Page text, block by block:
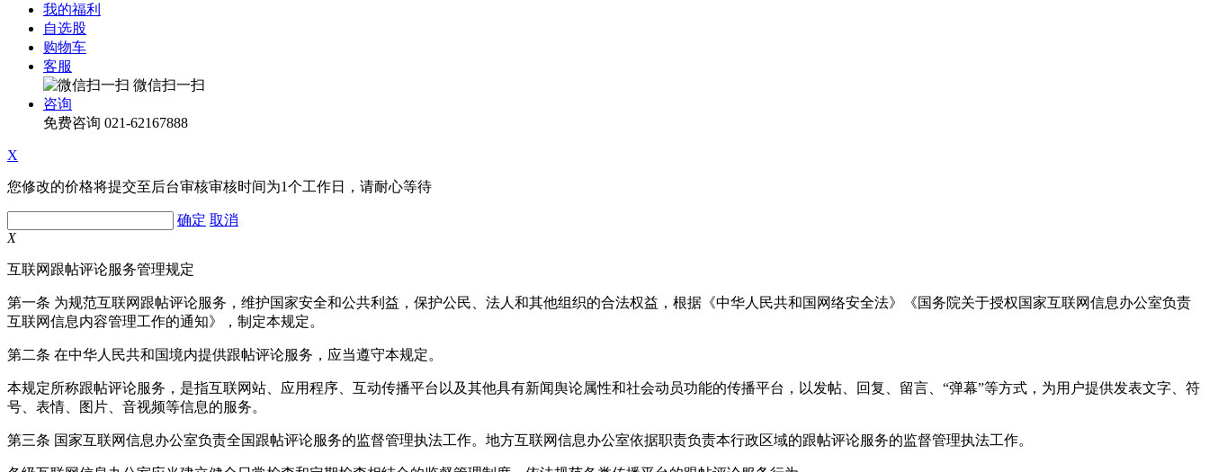
我的福利
自选股
购物车
客服
微信扫一扫
咨询
免费咨询 021-62167888
X
您修改的价格将提交至后台审核审核时间为1个工作日，请耐心等待
确定 取消
X
互联网跟帖评论服务管理规定
第一条 为规范互联网跟帖评论服务，维护国家安全和公共利益，保护公民、法人和其他组织的合法权益，根据《中华人民共和国网络安全法》《国务院关于授权国家互联网信息办公室负责
互联网信息内容管理工作的通知》，制定本规定。
第二条 在中华人民共和国境内提供跟帖评论服务，应当遵守本规定。
本规定所称跟帖评论服务，是指互联网站、应用程序、互动传播平台以及其他具有新闻舆论属性和社会动员功能的传播平台，以发帖、回复、留言、“弹幕”等方式，为用户提供发表文字、符
号、表情、图片、音视频等信息的服务。
第三条 国家互联网信息办公室负责全国跟帖评论服务的监督管理执法工作。地方互联网信息办公室依据职责负责本行政区域的跟帖评论服务的监督管理执法工作。